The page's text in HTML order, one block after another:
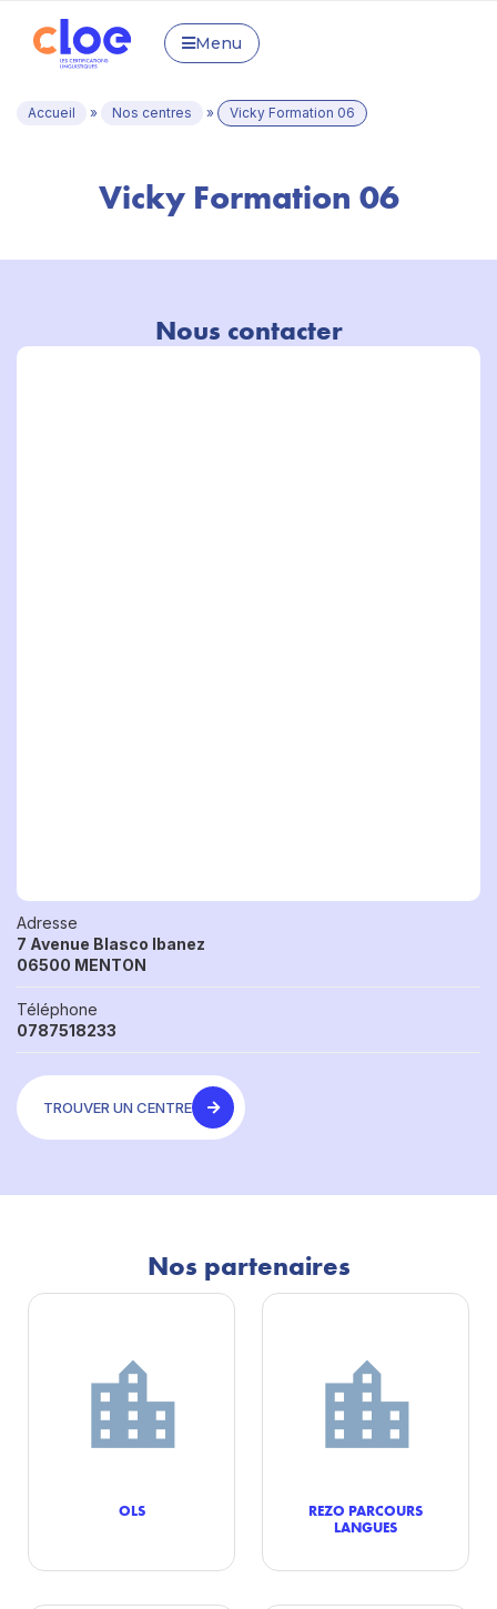
Menu
Accueil » Nos centres » Vicky Formation 06
Vicky Formation 06
Nous contacter
Adresse
7 Avenue Blasco Ibanez
06500 MENTON
Téléphone
0787518233
TROUVER UN CENTRE
Nos partenaires
OLS
REZO PARCOURS
LANGUES